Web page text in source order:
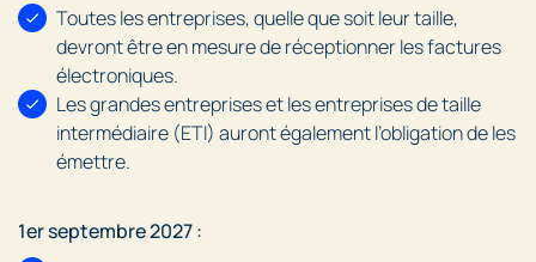
Toutes les entreprises, quelle que soit leur taille,
devront être en mesure de réceptionner les factures
électroniques.
Les grandes entreprises et les entreprises de taille
intermédiaire (ETI) auront également l’obligation de les
émettre.
1er septembre 2027 :